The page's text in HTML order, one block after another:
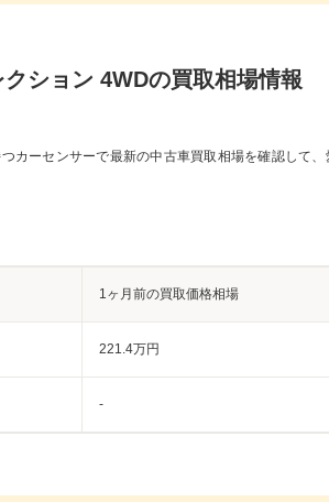
ション 4WDの買取相場情報
カーセンサーで最新の中古車買取相場を確認して
1ヶ月前の買取価格相場
221.4万円
-